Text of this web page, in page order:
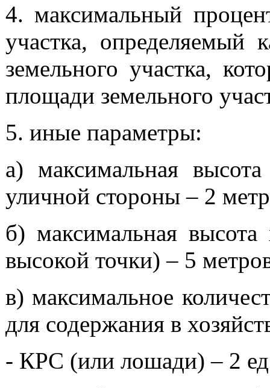
4. максимальный
участка, определяемый
земельного участка,
площади земельного
5. иные параметры:
а) максимальная
уличной стороны – 2
б) максимальная
высокой точки) – 5
в) максимальное
для содержания в
- КРС (или лошади) – 2